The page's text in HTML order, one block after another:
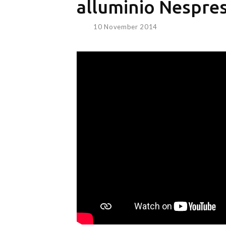
alluminio
10 November 2014